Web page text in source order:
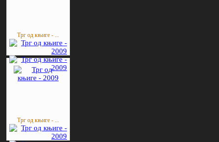
Трг од књиге - ...
Трг од књиге - ...